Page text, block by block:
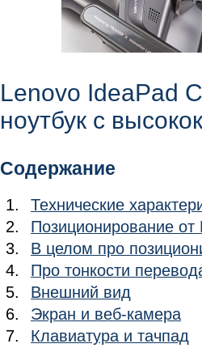
Lenovo IdeaPad
ноутбук c
Содержание
Технические
Позиционирование от
В целом про
Про тонкости
Внешний вид
Экран и веб-камера
Клавиатура и тачпад